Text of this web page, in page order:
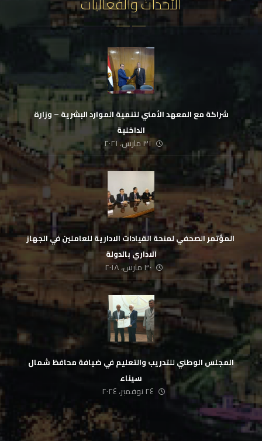
شراكة مع المعهد الأمني لتنمية الموارد البشرية – وزارة
الداخلية
٣١ مارس، ٢٠٢١
‏ المؤتمر الصحفي لمنحة القيادات الادارية للعاملين في الجهاز
الاداري بالدولة
٣٠ مارس، ٢٠١٨
المجلس الوطني للتدريب والتعليم في ضيافة محافظ شمال
سيناء
٢٤ نوفمبر، ٢٠٢٤